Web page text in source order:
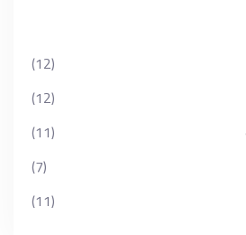
(12)
(12)
(11)
(7)
(11)